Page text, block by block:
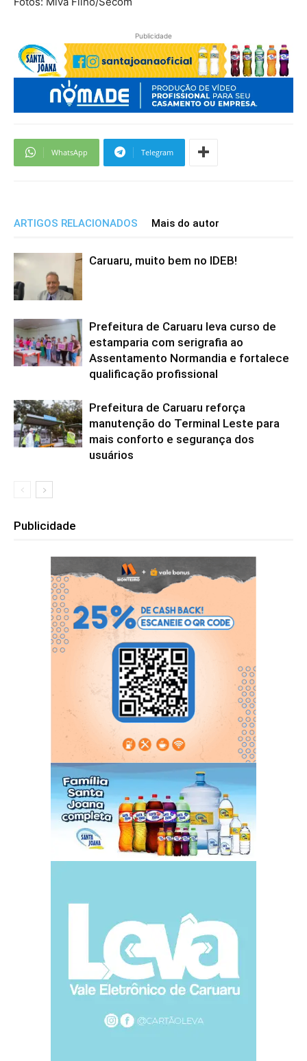
Publicidade
WhatsApp Telegram
ARTIGOS RELACIONADOS Mais do autor
Caruaru, muito bem no IDEB!
Prefeitura de Caruaru leva curso de
estamparia com serigrafia ao
Assentamento Normandia e fortalece
qualificação profissional
Prefeitura de Caruaru reforça
manutenção do Terminal Leste para
mais conforto e segurança dos
usuários
Publicidade